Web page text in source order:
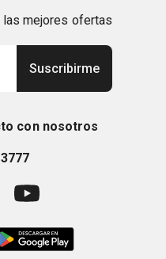
mejores ofertas
Suscribirme
con nosotros